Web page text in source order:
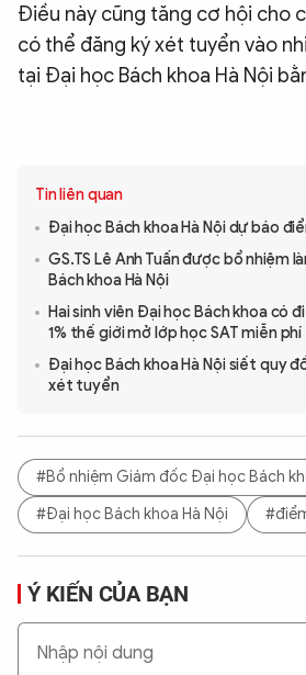
Điều này cũng tăng cơ hội cho
có thể đăng ký xét tuyển vào
tại Đại học Bách khoa Hà Nội
Tin liên quan
Đại học Bách khoa Hà Nội dự báo
GS.TS Lê Anh Tuấn được bổ nhiệm
Bách khoa Hà Nội
Hai sinh viên Đại học Bách khoa có
1% thế giới mở lớp học SAT miễn phí
Đại học Bách khoa Hà Nội siết quy
xét tuyển
#Bổ nhiệm Giám đốc Đại học Bách
#Đại học Bách khoa Hà Nội
Ý KIẾN CỦA BẠN